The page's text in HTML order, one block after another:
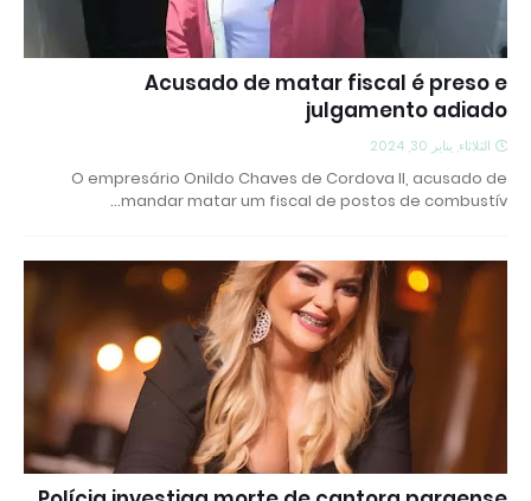
Acusado de matar fiscal é preso e
julgamento adiado
الثلاثاء, يناير 30, 2024
O empresário Onildo Chaves de Cordova II, acusado de
mandar matar um fiscal de postos de combustív…